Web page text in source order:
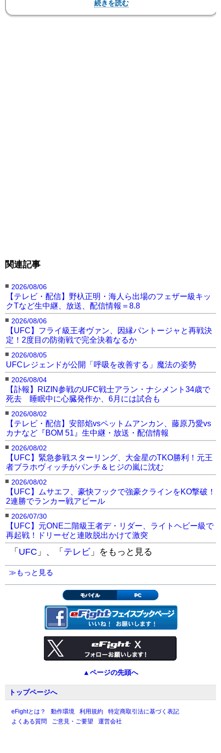
関連記事
■ 2026/08/06
【テレビ・配信】野杁正明・海人ら出場のフェザー級キッ
クTなど生中継、放送、配信情報＝8.8
■ 2026/08/06
【UFC】フライ級王者ヴァン、因縁パントージャと再戦決
定！2度目の防衛戦で完全決着なるか
■ 2026/08/05
UFCレジェンドが公開「呼吸を改善する」魔法の姿勢
■ 2026/08/04
【訃報】RIZIN参戦のUFC戦士アラン・ナシメント34歳で
死去 睡眠中に心臓発作か、6月には試合も
■ 2026/08/02
【テレビ・配信】安部焰vsペットムアンカン、藤原乃愛vs
カナなど『BOM 51』生中継・放送・配信情報
■ 2026/08/02
【UFC】緊急参戦スターリング、大金星のTKO勝利！元王
者ブラホヴィッチがパンチ＆ヒジの嵐に沈む
■ 2026/08/02
【UFC】ムサエフ、豪快フックで強豪クラインをKO撃破！
2連勝でランカー戦アピール
■ 2026/07/30
【UFC】元ONE二階級王者デ・リダー、ライトヘビー級で
再起戦！ドリーゼと連敗脱出かけて激突
「 UFC 」、「 テレビ 」をもっと見る
≫もっと見る
モバイル PC
▲ページの先頭へ
トップページへ
eFightとは？ 動作環境 利用規約
特定商取引法に基づく表記
よくある質問
ご意見・ご要望 運営会社